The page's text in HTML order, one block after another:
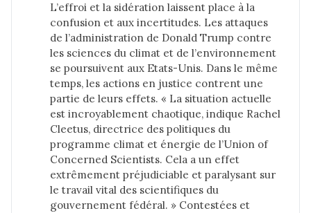
L’effroi et la sidération laissent place à la
confusion et aux incertitudes. Les attaques
de l’administration de Donald Trump contre
les sciences du climat et de l’environnement
se poursuivent aux Etats-Unis. Dans le même
temps, les actions en justice contrent une
partie de leurs effets. « La situation actuelle
est incroyablement chaotique, indique Rachel
Cleetus, directrice des politiques du
programme climat et énergie de l’Union of
Concerned Scientists. Cela a un effet
extrêmement préjudiciable et paralysant sur
le travail vital des scientifiques du
gouvernement fédéral. » Contestées et